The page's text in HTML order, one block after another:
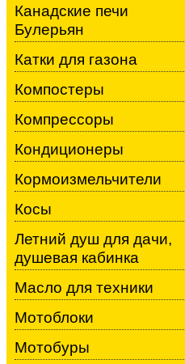
Канадские печи
Булерьян
Катки для газона
Компостеры
Компрессоры
Кондиционеры
Кормоизмельчители
Косы
Летний душ для дачи,
душевая кабинка
Масло для техники
Мотоблоки
Мотобуры